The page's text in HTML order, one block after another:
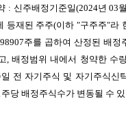
: 신주배정기준일(2024년 03
등재된 주주(이하 "구주주"라
주를 곱하여 산정된 배정
,배정범위 내에서 청약한 수
전 자기주식 및 자기주식신
주당 배정주식수가 변동될 수